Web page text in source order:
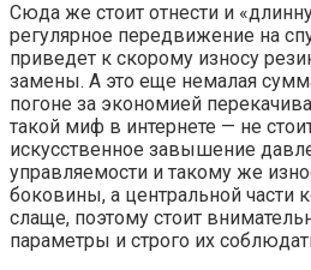
Сюда же стоит отнести и
регулярное передвижение на
приведет к скорому износу
замены. А это еще немалая
погоне за экономией
такой миф в интернете — не
искусственное завышение
управляемости и такому же
боковины, а центральной части
слаще, поэтому стоит
параметры и строго их